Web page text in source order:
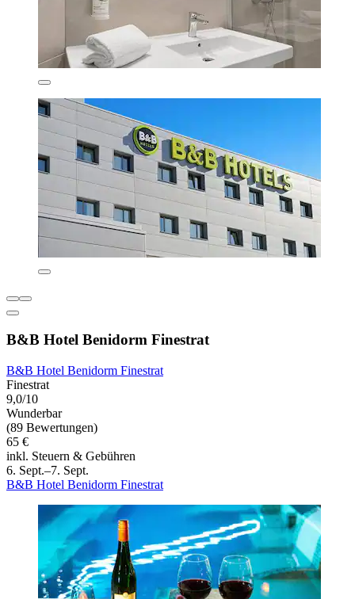
B&B Hotel Benidorm Finestrat
B&B Hotel Benidorm Finestrat
Finestrat
9,0/10
Wunderbar
(89 Bewertungen)
65 €
inkl. Steuern & Gebühren
6. Sept.–7. Sept.
B&B Hotel Benidorm Finestrat